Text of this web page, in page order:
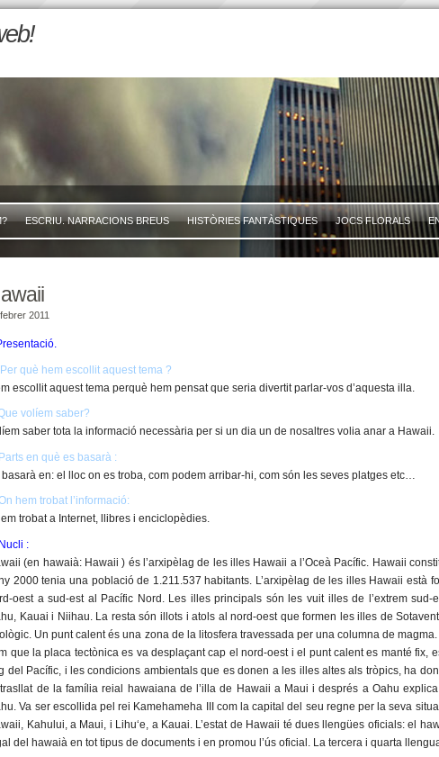
ESCRIU. NARRACIONS BREUS HISTÒRIES FANTÀSTIQUES JOCS FLORALS
2011
què hem escollit aquest tema ?
escollit aquest tema perquè hem pensat que seria divertit parlar-vos d’aquesta illa.
volíem saber?
saber tota la informació necessària per si un dia un de nosaltres volia anar a Hawaii.
en què es basarà :
basarà en: el lloc on es troba, com podem arribar-hi, com són les seves platges etc…
hem trobat l’informació:
trobat a Internet, llibres i enciclopèdies.
:
(en hawaià: Hawaii ) és l’arxipèlag de les illes Hawaii a l’Oceà Pacífic. Hawaii
2000 tenia una població de 1.211.537 habitants. L’arxipèlag de les illes Hawaii
oest a sud-est al Pacífic Nord. Les illes principals són les vuit illes de l’extrem
Kauai i Niihau. La resta són illots i atols al nord-oest que formen les illes de
Un punt calent és una zona de la litosfera travessada per una columna de
que la placa tectònica es va desplaçant cap el nord-oest i el punt calent es manté fix,
del Pacífic, i les condicions ambientals que es donen a les illes altes als tròpics, ha
de la família reial hawaiana de l’illa de Hawaii a Maui i després a Oahu
Va ser escollida pel rei Kamehameha III com la capital del seu regne per la seva
Kahului, a Maui, i Lihuʻe, a Kauai. L’estat de Hawaii té dues llengües oficials: el
del hawaià en tot tipus de documents i en promou l’ús oficial. La tercera i quarta